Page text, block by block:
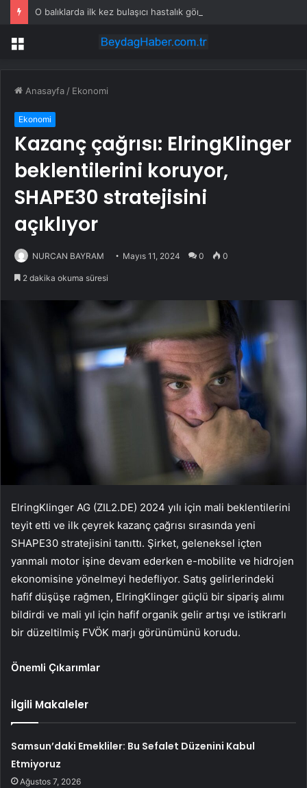
Menü
Anasayfa / Ekonomi
Ekonomi
Kazanç çağrısı: ElringKlinger
beklentilerini koruyor,
SHAPE30 stratejisini
açıklıyor
NURCAN BAYRAM Mayıs 11, 2024 0 0
2 dakika okuma süresi
ElringKlinger AG (ZIL2.DE) 2024 yılı için mali beklentilerini
teyit etti ve ilk çeyrek kazanç çağrısı sırasında yeni
SHAPE30 stratejisini tanıttı. Şirket, geleneksel içten
yanmalı motor işine devam ederken e-mobilite ve hidrojen
ekonomisine yönelmeyi hedefliyor. Satış gelirlerindeki
hafif düşüşe rağmen, ElringKlinger güçlü bir sipariş alımı
bildirdi ve mali yıl için hafif organik gelir artışı ve istikrarlı
bir düzeltilmiş FVÖK marjı görünümünü korudu.
Önemli Çıkarımlar
İlgili Makaleler
Samsun’daki Emekliler: Bu Sefalet Düzenini Kabul
Etmiyoruz
Ağustos 7, 2026